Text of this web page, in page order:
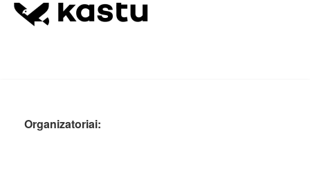
Organizatoriai: